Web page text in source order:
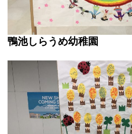
鴨池しらうめ幼稚園